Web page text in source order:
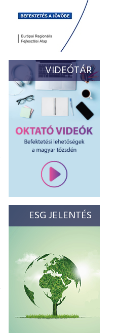
VIDEÓTÁR
ESG JELENTÉS